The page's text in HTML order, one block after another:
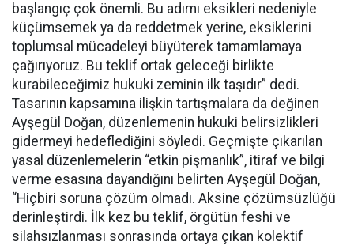
başlangıç çok önemli. Bu adımı eksikleri nedeniyle
küçümsemek ya da reddetmek yerine, eksiklerini
toplumsal mücadeleyi büyüterek tamamlamaya
çağırıyoruz. Bu teklif ortak geleceği birlikte
kurabileceğimiz hukuki zeminin ilk taşıdır” dedi.
Tasarının kapsamına ilişkin tartışmalara da değinen
Ayşegül Doğan, düzenlemenin hukuki belirsizlikleri
gidermeyi hedeflediğini söyledi. Geçmişte çıkarılan
yasal düzenlemelerin “etkin pişmanlık”, itiraf ve bilgi
verme esasına dayandığını belirten Ayşegül Doğan,
“Hiçbiri soruna çözüm olmadı. Aksine çözümsüzlüğü
derinleştirdi. İlk kez bu teklif, örgütün feshi ve
silahsızlanması sonrasında ortaya çıkan kolektif